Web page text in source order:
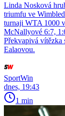
Linda Nosková
triumfu ve
turnaji WTA 1000
McNallyové 6:7,
Překvapivá vítězka
Ealaovou.
SportWin
dnes, 19:43
1 min